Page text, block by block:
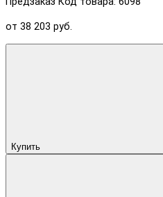
от 38 203 руб.
Купить